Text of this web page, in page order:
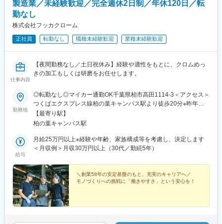
製造業／未経験歓迎／完全週休2日制／年休120日／転
勤なし
株式会社フッカクローム
正社員 転勤なし 職種未経験歓迎 業種未経験歓迎
仕事内容
【夜間勤務なし／土日祝休み】経験や適性をもとに、クロムめっ
きの加工もしくは研磨をお任せします。
勤務地
◎転勤なし◎マイカー通勤OK千葉県柏市高田1114-3＜アクセス＞
つくばエクスプレス線柏の葉キャンパス駅より徒歩20分※昨年、
新たに第二工場を設立！※受動喫煙対策あり
【最寄り駅】
柏の葉キャンパス駅
給与
月給25万円以上※経験や年齢、家族構成等を考慮し、決定します
＜月収例＞月収30万円以上（30代／勤続5年）
＼創業58年の安定基盤のもと、充実のキャリアへ／
モノづくりへの挑戦に「働きやすさ」という安心を！